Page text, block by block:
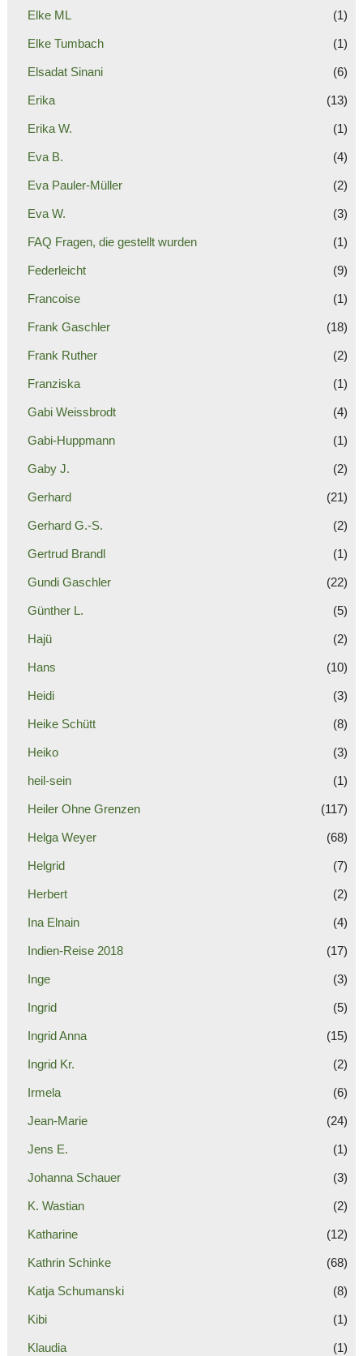
Elke ML (1)
Elke Tumbach (1)
Elsadat Sinani (6)
Erika (13)
Erika W. (1)
Eva B. (4)
Eva Pauler-Müller (2)
Eva W. (3)
FAQ Fragen, die gestellt wurden (1)
Federleicht (9)
Francoise (1)
Frank Gaschler (18)
Frank Ruther (2)
Franziska (1)
Gabi Weissbrodt (4)
Gabi-Huppmann (1)
Gaby J. (2)
Gerhard (21)
Gerhard G.-S. (2)
Gertrud Brandl (1)
Gundi Gaschler (22)
Günther L. (5)
Hajü (2)
Hans (10)
Heidi (3)
Heike Schütt (8)
Heiko (3)
heil-sein (1)
Heiler Ohne Grenzen (117)
Helga Weyer (68)
Helgrid (7)
Herbert (2)
Ina Elnain (4)
Indien-Reise 2018 (17)
Inge (3)
Ingrid (5)
Ingrid Anna (15)
Ingrid Kr. (2)
Irmela (6)
Jean-Marie (24)
Jens E. (1)
Johanna Schauer (3)
K. Wastian (2)
Katharine (12)
Kathrin Schinke (68)
Katja Schumanski (8)
Kibi (1)
Klaudia (1)